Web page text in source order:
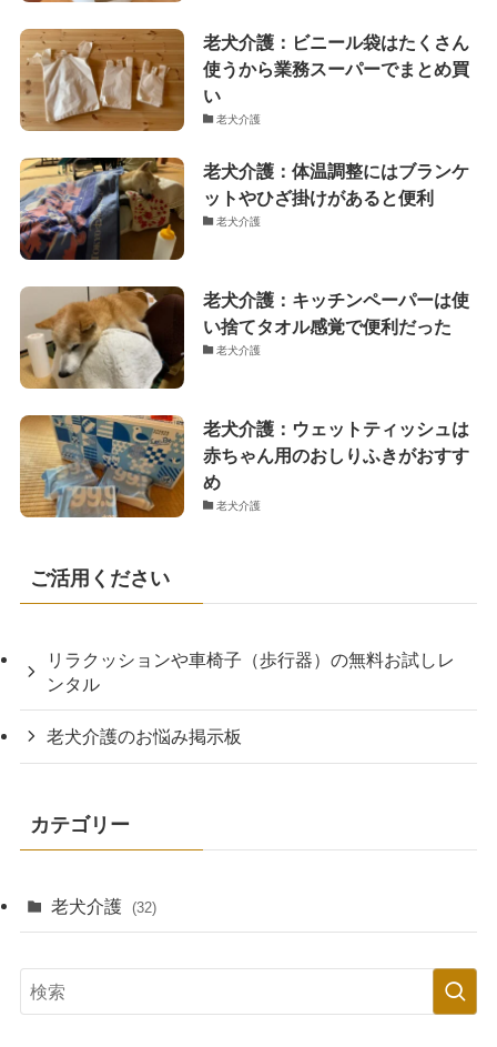
新着記事
老犬介護：オムツの臭い漏れ対策
におすすめしたい蓋付きのゴミ箱
老犬介護
使うから業務スーパーでまとめ買
老犬介護
老犬介護：体温調整にはブランケ
ットやひざ掛けがあると便利
赤ちゃん用のおしりふきがおすす
め